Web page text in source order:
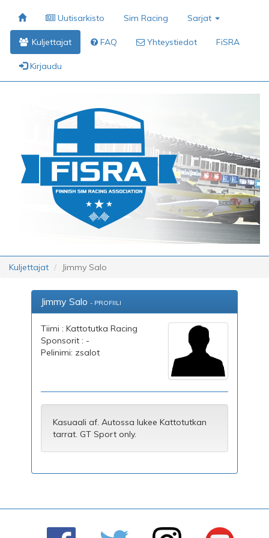
Uutisarkisto Sim Racing Sarjat
Kuljettajat FAQ Yhteystiedot FiSRA
Kirjaudu
Kuljettajat Jimmy Salo
Jimmy Salo - PROFIILI
Tiimi : Kattotutka Racing
Sponsorit : -
Pelinimi: zsalot
Kasuaali af. Autossa lukee Kattotutkan
tarrat. GT Sport only.